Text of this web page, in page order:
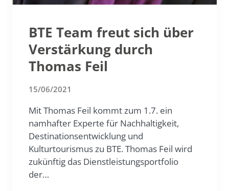
BTE Team freut sich über
Verstärkung durch
Thomas Feil
15/06/2021
Mit Thomas Feil kommt zum 1.7. ein
namhafter Experte für Nachhaltigkeit,
Destinationsentwicklung und
Kulturtourismus zu BTE. Thomas Feil wird
zukünftig das Dienstleistungsportfolio
der…